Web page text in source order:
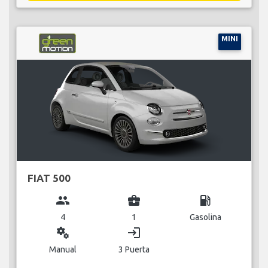
MINI
FIAT 500
group
4
business_center
1
local_gas_station
Gasolina
miscellaneous_services
Manual
login
3 Puerta